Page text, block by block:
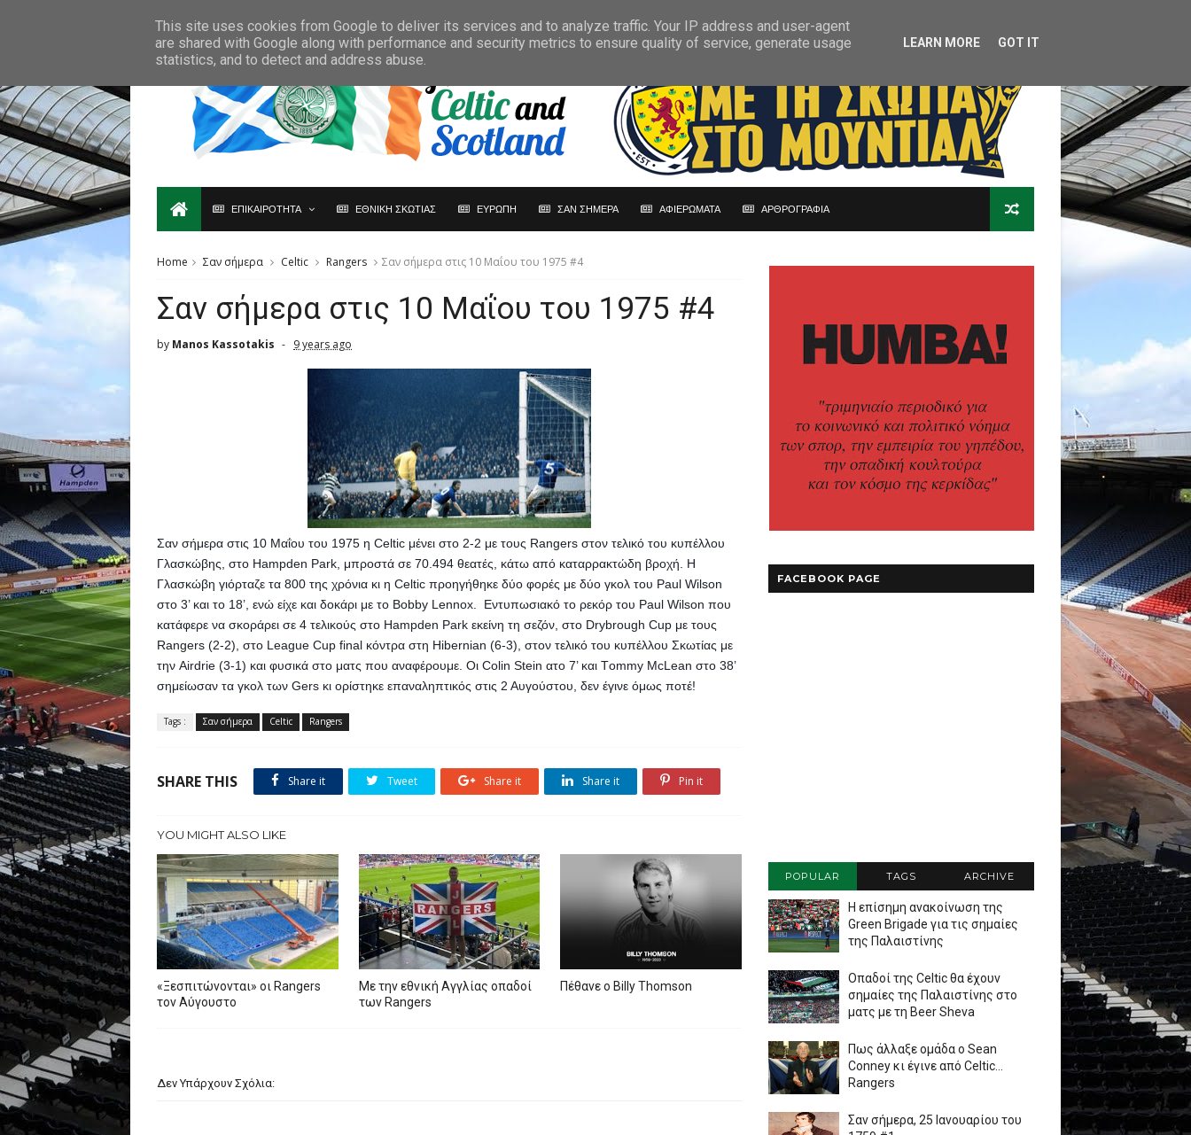
ΕΠΙΚΑΙΡΟΤΗΤΑ ΕΘΝΙΚΗ ΣΚΩΤΙΑΣ ΕΥΡΩΠΗ ΣΑΝ ΣΗΜΕΡΑ ΑΦΙΕΡΩΜΑΤΑ ΑΡΘΡΟΓΡΑΦΙΑ
Home Σαν σήμερα Celtic Rangers Σαν σήμερα στις 10 Μαΐου του 1975 #4
Σαν σήμερα στις 10 Μαΐου του 1975 #4
by Manos Kassotakis 9 years ago
Σαν σήμερα στις 10 Μαΐου του 1975 η Celtic μένει στο 2-2 με τους Rangers στον τελικό του κυπέλλου
Γλασκώβης, στο Hampden Park, μπροστά σε 70.494 θεατές, κάτω από καταρρακτώδη βροχή. Η
Γλασκώβη γιόρταζε τα 800 της χρόνια κι η Celtic προηγήθηκε δύο φορές με δύο γκολ του Paul Wilson
στο 3’ και το 18’, ενώ είχε και δοκάρι με το Bobby Lennox.  Eντυπωσιακό το ρεκόρ του Paul Wilson που
κατάφερε να σκοράρει σε 4 τελικούς στο Hampden Park εκείνη τη σεζόν, στο Drybrough Cup με τους
Rangers (2-2), στο League Cup final κόντρα στη Hibernian (6-3), στον τελικό του κυπέλλου Σκωτίας με
την Airdrie (3-1) και φυσικά στο ματς που αναφέρουμε. Oι Colin Stein ατο 7’ και Τommy McLean στο 38’
σημείωσαν τα γκολ των Gers κι ορίστηκε επαναληπτικός στις 2 Αυγούστου, δεν έγινε όμως ποτέ!
Tags : Σαν σήμερα Celtic Rangers
SHARE THIS Share it Tweet Share it Share it Pin it
YOU MIGHT ALSO LIKE
«Ξεσπιτώνονται» οι Rangers
τον Αύγουστο
Με την εθνική Αγγλίας οπαδοί
των Rangers
Πέθανε ο Billy Thomson
Δεν Υπάρχουν Σχόλια:
FACEBOOK PAGE
POPULAR TAGS ARCHIVE
Η επίσημη ανακοίνωση της
Green Brigade για τις σημαίες
της Παλαιστίνης
Οπαδοί της Celtic θα έχουν
σημαίες της Παλαιστίνης στο
ματς με τη Beer Sheva
Πως άλλαξε ομάδα ο Sean
Conney κι έγινε από Celtic...
Rangers
Σαν σήμερα, 25 Ιανουαρίου του
This site uses cookies from Google to deliver its services and to analyze traffic. Your IP address and user-agent
are shared with Google along with performance and security metrics to ensure quality of service, generate usage
statistics, and to detect and address abuse.
LEARN MORE GOT IT